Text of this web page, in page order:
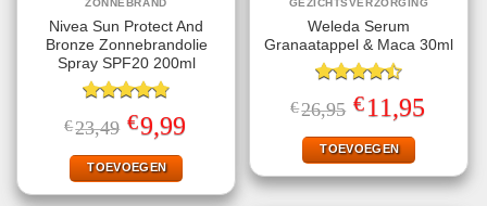
ZONNEBRAND
Nivea Sun Protect And
Bronze Zonnebrandolie
Spray SPF20 200ml
Gewaardeerd
4.78uit 5
€23,49 Oorspronkelijke
prijs
was:
€23,49.
€9,99Huidige
prijs
TOEVOEGEN
GEZICHTSVERZORGING
Weleda Serum
Granaatappel & Maca 30ml
Gewaardeerd
4.50uit 5
€26,95 Oorspronkelijke
prijs
was:
€26,95.
€11,95prijs
TOEVOEGEN